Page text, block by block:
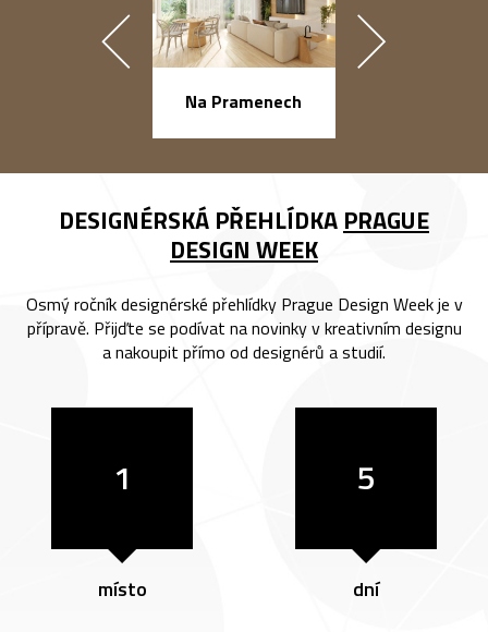
Na Pramenech
DESIGNÉRSKÁ PŘEHLÍDKA PRAGUE
DESIGN WEEK
Osmý ročník designérské přehlídky Prague Design Week je v
přípravě. Přijďte se podívat na novinky v kreativním designu
a nakoupit přímo od designérů a studií.
1
místo
5
dní